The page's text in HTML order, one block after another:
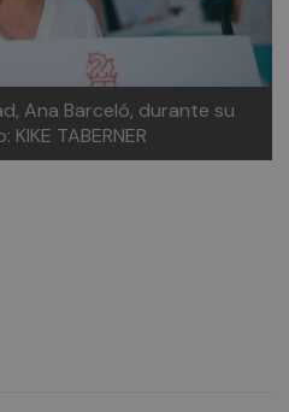
Ana Barceló, durante su
TABERNER